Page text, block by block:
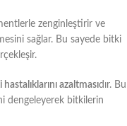
zenginleştirir ve
sağlar. Bu sayede bitki
hastalıklarını azaltmasıdır. Bu
dengeleyerek bitkilerin